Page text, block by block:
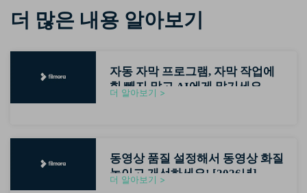
더 많은 내용 알아보기
자동 자막 프로그램, 자막 작업에
힘 빼지 말고 AI에게 맡기세요
(2026최신)
더 알아보기 >
동영상 품질 설정해서 동영상 화질
높이고 개선하세요! [2026년]
더 알아보기 >